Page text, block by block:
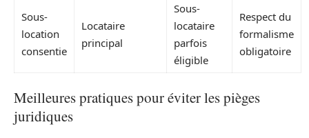
Sous-
location
consentie
Locataire
principal
Sous-
locataire
parfois
éligible
Respect du
formalisme
obligatoire
Meilleures pratiques pour éviter les pièges
juridiques